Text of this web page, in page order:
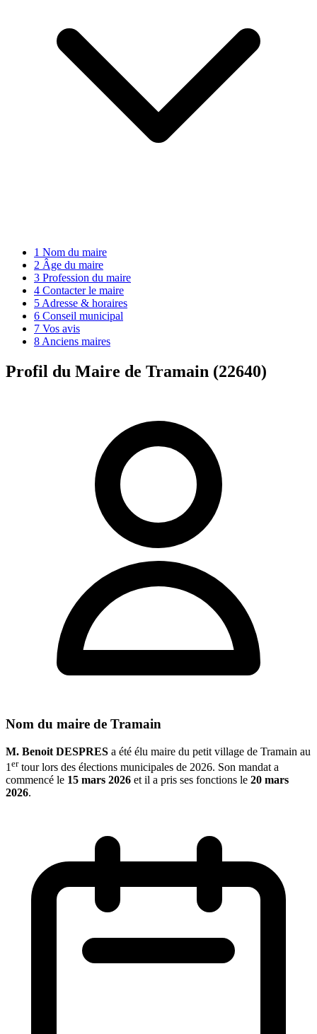
1 Nom du maire
2 Âge du maire
3 Profession du maire
4 Contacter le maire
5 Adresse & horaires
6 Conseil municipal
7 Vos avis
8 Anciens maires
Profil du Maire de Tramain (22640)
Nom du maire de Tramain
M. Benoit DESPRES a été élu maire du petit village de Tramain au
1ertour lors des élections municipales de 2026. Son mandat a
commencé le 15 mars 2026 et il a pris ses fonctions le 20 mars
2026.